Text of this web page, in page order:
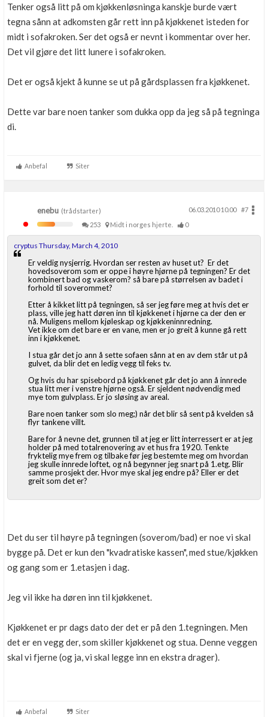
Tenker også litt på om kjøkkenløsninga kanskje burde vært
tegna sånn at adkomsten går rett inn på kjøkkenet isteden for
midt i sofakroken. Ser det også er nevnt i kommentar over her.
Det vil gjøre det litt lunere i sofakroken.
Det er også kjekt å kunne se ut på gårdsplassen fra kjøkkenet.
Dette var bare noen tanker som dukka opp da jeg så på tegninga
di.
Anbefal Siter
enebu (trådstarter) 06.03.2010 10.00
#7
253
Midt i norges hjerte. 0
cryptus Thursday, March 4, 2010
Er veldig nysjerrig. Hvordan ser resten av huset ut? Er det
hovedsoverom som er oppe i høyre hjørne på tegningen? Er det
kombinert bad og vaskerom? så bare på størrelsen av badet i
forhold til soverommet?
Etter å kikket litt på tegningen, så ser jeg føre meg at hvis det er
plass, ville jeg hatt døren inn til kjøkkenet i hjørne ca der den er
nå. Muligens mellom kjøleskap og kjøkkeninnredning.
Vet ikke om det bare er en vane, men er jo greit å kunne gå rett
inn i kjøkkenet.
I stua går det jo ann å sette sofaen sånn at en av dem står ut på
gulvet, da blir det en ledig vegg til feks tv.
Og hvis du har spisebord på kjøkkenet går det jo ann å innrede
stua litt mer i venstre hjørne også. Er sjeldent nødvendig med
mye tom gulvplass. Er jo sløsing av areal.
Bare noen tanker som slo meg;) når det blir så sent på kvelden så
flyr tankene villt.
Bare for å nevne det, grunnen til at jeg er litt interressert er at jeg
holder på med totalrenovering av et hus fra 1920. Tenkte
fryktelig mye frem og tilbake før jeg bestemte meg om hvordan
jeg skulle innrede loftet, og nå begynner jeg snart på 1.etg. Blir
samme prosjekt der. Hvor mye skal jeg endre på? Eller er det
greit som det er?
Det du ser til høyre på tegningen (soverom/bad) er noe vi skal
bygge på. Det er kun den "kvadratiske kassen", med stue/kjøkken
og gang som er 1.etasjen i dag.
Jeg vil ikke ha døren inn til kjøkkenet.
Kjøkkenet er pr dags dato der det er på den 1.tegningen. Men
det er en vegg der, som skiller kjøkkenet og stua. Denne veggen
skal vi fjerne (og ja, vi skal legge inn en ekstra drager).
Anbefal Siter